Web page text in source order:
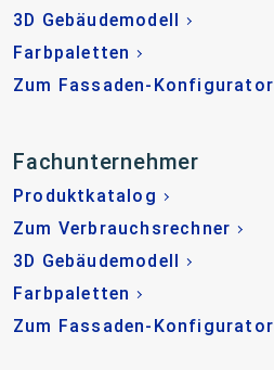
3D Gebäudemodell
Farbpaletten
Zum Fassaden-Konfigurator
Fachunternehmer
Produktkatalog
Zum Verbrauchsrechner
3D Gebäudemodell
Farbpaletten
Zum Fassaden-Konfigurator